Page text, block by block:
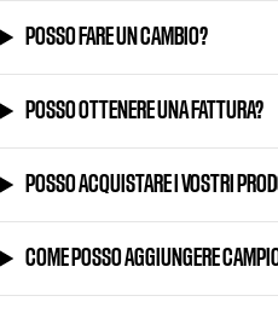
POSSO FARE UN CAMBIO?
POSSO OTTENERE UNA FATTURA?
POSSO ACQUISTARE I VOSTRI
COME POSSO AGGIUNGERE